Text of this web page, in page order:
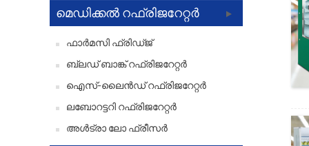
മെഡിക്കൽ റഫ്രിജറേറ്റർ
ഫാർമസി ഫ്രിഡ്ജ്
ബ്ലഡ് ബാങ്ക് റഫ്രിജറേറ്റർ
ഐസ്-ലൈൻഡ് റഫ്രിജറേറ്റർ
ലബോറട്ടറി റഫ്രിജറേറ്റർ
അൾട്രാ ലോ ഫ്രീസർ